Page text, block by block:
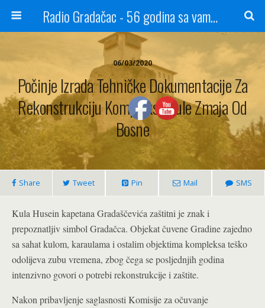
Radio Gradačac - 56 godina sa vama...
06/03/2020
Počinje Izrada Tehničke Dokumentacije Za
Rekonstrukciju Kompleksa Kule Zmaja Od
Bosne
Share Tweet Pin Mail SMS
Kula Husein kapetana Gradaščevića zaštitni je znak i
prepoznatljiv simbol Gradačca. Objekat čuvene Gradine zajedno
sa sahat kulom, karaulama i ostalim objektima kompleksa teško
odolijeva zubu vremena, zbog čega se posljednjih godina
intenzivno govori o potrebi rekonstrukcije i zaštite.
Nakon pribavljenje saglasnosti Komisije za očuvanje